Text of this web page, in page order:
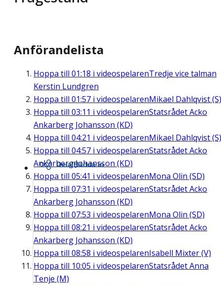
Anförandelista
Hoppa till 01:18 i videospelarenTredje vice talman
Kerstin Lundgren
Hoppa till 01:57 i videospelarenMikael Dahlqvist (S)
Hoppa till 03:11 i videospelarenStatsrådet Acko
Ankarberg Johansson (KD)
Hoppa till 04:21 i videospelarenMikael Dahlqvist (S)
Hoppa till 04:57 i videospelarenStatsrådet Acko
Ankarberg Johansson (KD)
Hoppa till 05:41 i videospelarenMona Olin (SD)
Hoppa till 07:31 i videospelarenStatsrådet Acko
Ankarberg Johansson (KD)
Hoppa till 07:53 i videospelarenMona Olin (SD)
Hoppa till 08:21 i videospelarenStatsrådet Acko
Ankarberg Johansson (KD)
Hoppa till 08:58 i videospelarenIsabell Mixter (V)
Hoppa till 10:05 i videospelarenStatsrådet Anna
Tenje (M)
Dela/Bädda in